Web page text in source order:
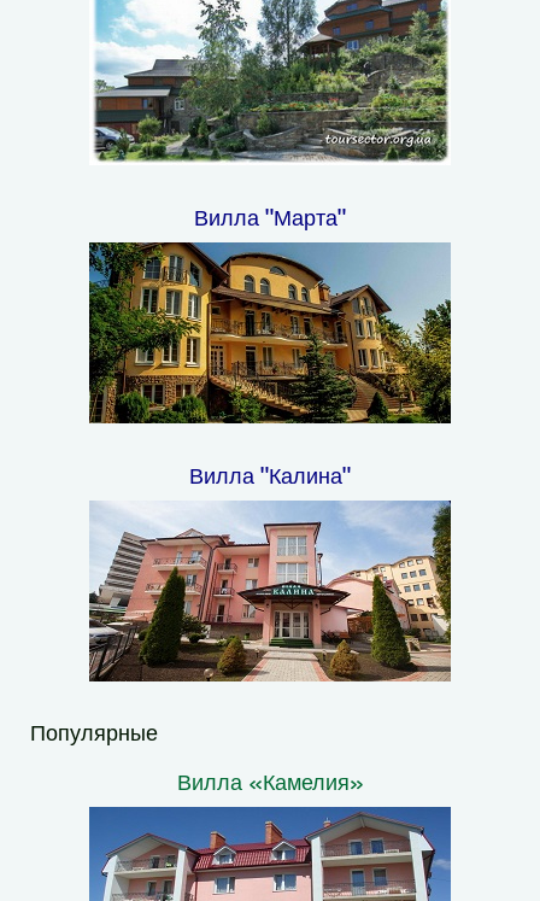
Вилла "Марта"
Вилла "Калина"
Популярные
Вилла «Камелия»